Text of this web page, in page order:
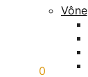
0
Vône